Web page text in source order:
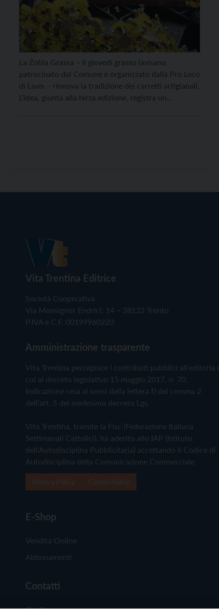
La Zobia Grassa – il giovedì grasso lavisano
patrocinato dal Comune e organizzato dalla Pro Loco
di Lavis – rinnova la tradizione dei carretti artigianali.
L’idea, giunta alla terza edizione, registra un
Vita Trentina Editrice
Società Cooperativa
Via Monsignor Endrici, 14 – 38122 Trento
P.IVA e C.F. 00199960220
Amministrazione trasparente
Vita Trentina percepisce i contributi pubblici all'editoria
cui al decreto legislativo 15 maggio 2017, n. 70.
Indicazione resa ai sensi della lettera f) del comma 2
dell'art. 5 del medesimo decreto Lgs.
Vita Trentina, tramite la Fisc (Federazione Italiana
Settimanali Cattolici), ha aderito allo IAP (Istituto
dell'Autodisciplina Pubblicitaria) accettando il Codice di
Autodisciplina della Comunicazione Commerciale
E-Shop
Vendita Online
Abbonamenti
Contatti
Chi Siamo